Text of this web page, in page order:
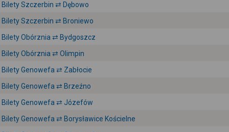
Bilety Szczerbin ⇄ Dębowo
Bilety Szczerbin ⇄ Broniewo
Bilety Obórznia ⇄ Bydgoszcz
Bilety Obórznia ⇄ Olimpin
Bilety Genowefa ⇄ Zabłocie
Bilety Genowefa ⇄ Brzeźno
Bilety Genowefa ⇄ Józefów
Bilety Genowefa ⇄ Borysławice Kościelne